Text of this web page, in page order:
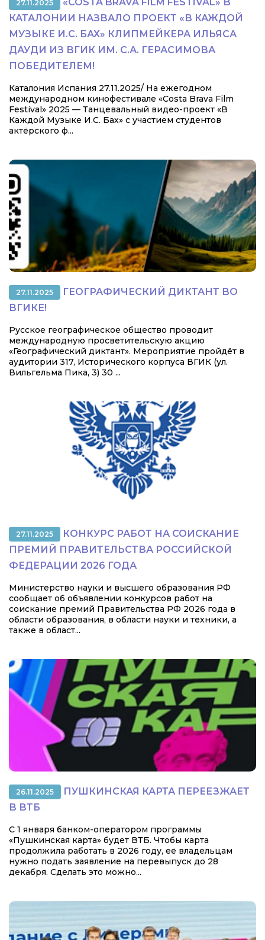
27.11.2025
КАТАЛОНИИ НАЗВАЛО ПРОЕКТ «В КАЖДОЙ
МУЗЫКЕ И.С. БАХ» КЛИПМЕЙКЕРА ИЛЬЯСА
ДАУДИ ИЗ ВГИК ИМ. С.А. ГЕРАСИМОВА
ПОБЕДИТЕЛЕМ!
Каталония Испания 27.11.2025/ На ежегодном
международном кинофестивале «Costa Brava Film
Festival» 2025 — Танцевальный видео-проект «В
Каждой Музыке И.С. Бах» с участием студентов
актёрского ф...
27.11.2025
ГЕОГРАФИЧЕСКИЙ ДИКТАНТ ВО
ВГИКЕ!
Русское географическое общество проводит
международную просветительскую акцию
«Географический диктант». Мероприятие пройдёт в
аудитории 317, Исторического корпуса ВГИК (ул.
Вильгельма Пика, 3) 30 ...
27.11.2025
КОНКУРС РАБОТ НА СОИСКАНИЕ
ПРЕМИЙ ПРАВИТЕЛЬСТВА РОССИЙСКОЙ
ФЕДЕРАЦИИ 2026 ГОДА
Министерство науки и высшего образования РФ
сообщает об объявлении конкурсов работ на
соискание премий Правительства РФ 2026 года в
области образования, в области науки и техники, а
также в област...
26.11.2025
ПУШКИНСКАЯ КАРТА ПЕРЕЕЗЖАЕТ
В ВТБ
С 1 января банком-оператором программы
«Пушкинская карта» будет ВТБ. Чтобы карта
продолжила работать в 2026 году, её владельцам
нужно подать заявление на перевыпуск до 28
декабря. Сделать это можно...